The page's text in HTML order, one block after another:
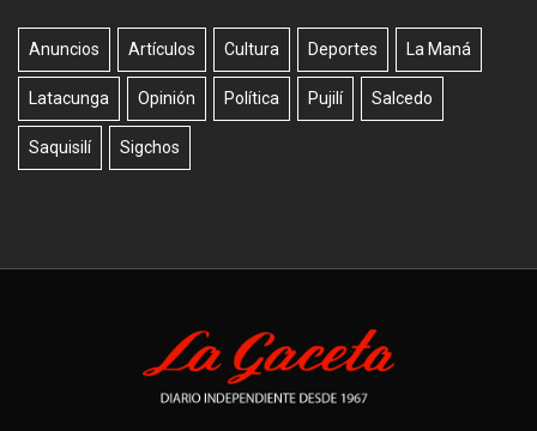
Anuncios Artículos Cultura Deportes La Maná
Latacunga Opinión Política Pujilí Salcedo
Saquisilí Sigchos